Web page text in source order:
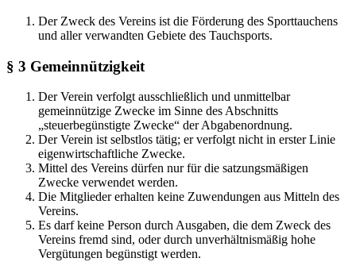
Der Zweck des Vereins ist die Förderung des Sporttauchens
und aller verwandten Gebiete des Tauchsports.
§ 3 Gemeinnützigkeit
Der Verein verfolgt ausschließlich und unmittelbar
gemeinnützige Zwecke im Sinne des Abschnitts
„steuerbegünstigte Zwecke“ der Abgabenordnung.
Der Verein ist selbstlos tätig; er verfolgt nicht in erster Linie
eigenwirtschaftliche Zwecke.
Mittel des Vereins dürfen nur für die satzungsmäßigen
Zwecke verwendet werden.
Die Mitglieder erhalten keine Zuwendungen aus Mitteln des
Vereins.
Es darf keine Person durch Ausgaben, die dem Zweck des
Vereins fremd sind, oder durch unverhältnismäßig hohe
Vergütungen begünstigt werden.